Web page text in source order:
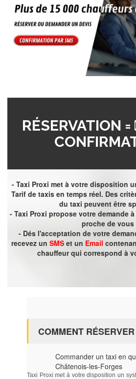
RÉSERVATION =
- Taxi Proxi met à votre disposition
Tarif de taxis en temps réel. Des
du taxi peuvent être
- Taxi Proxi propose votre demande
proche de vous
- Dés l'acceptation de votre
recevez un SMSet un Email
chauffeur qui correspond à
COMMENT
Commander un taxi en
Châtenois-les-Forges
Taxi Proxi met à votre disposition un